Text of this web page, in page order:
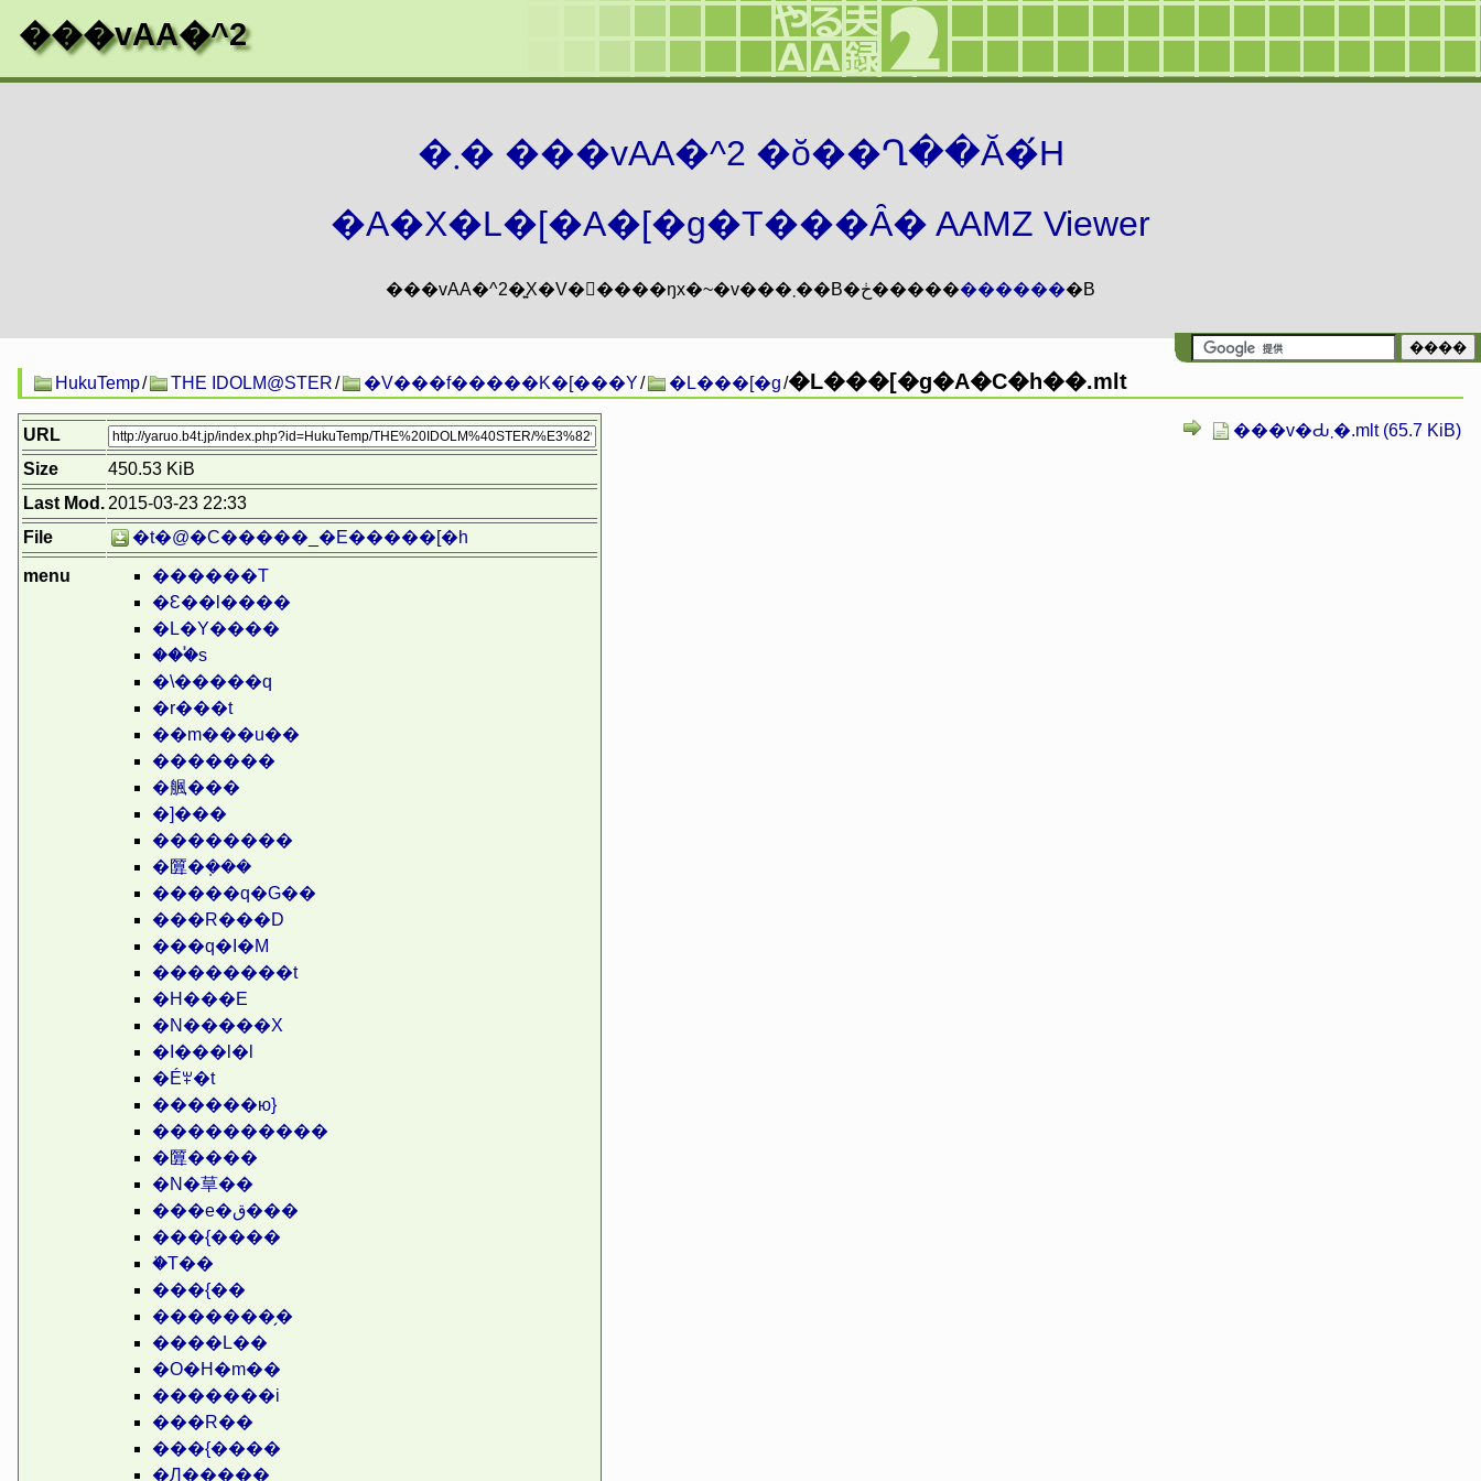
���vAA�^2
�܂� ���vAA�^2 �ŏ��Ղ��Ă�́H
�A�X�L�[�A�[�g�T���Ȃ� AAMZ Viewer
���vAA�^2�͍X�V�𖳊����ŋx�~�v���܂��B�ڂ������������B
HukuTemp/ THE IDOLM@STER/ �V���f�����K�[���Y/ �L���[�g/�L���[�g�A�C�h��.mlt
���v�Ԃ܂�.mlt (65.7 KiB)
URL
Size
450.53 KiB
Last Mod. 2015-03-23 22:33
File
�t�@�C�����_�E�����[�h
menu
������T
�Ԑ��l����
�L�Y����
���֓s
�܏\�����q
�r�܏��t
��m���u��
�������
�䑺���
�]���
��������
�匴�݂���
�����q�G��
���R���D
���q�I�M
��������t
�H���E
�N�����X
�I���l�l
�Éꏬ�t
������ю}
����������
�匴����
�N�䓍��
���e�ق���
���{����
�֗T��
���{��
�������̗�
����L��
�O�H�m��
�������i
���R��
���{����
�Ԓ�����